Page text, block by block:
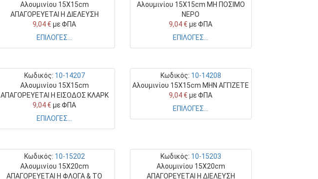
Αλουμινίου 15X15cm
ΑΠΑΓΟΡΕΥΕΤΑΙ Η ΔΙΕΛΕΥΣΗ
9,04 € με ΦΠΑ
ΕΠΙΛΟΓΕΣ...
Αλουμινίου 15X15cm ΜΗ ΠΟΣΙΜΟ
ΝΕΡΟ
9,04 € με ΦΠΑ
ΕΠΙΛΟΓΕΣ...
Κωδικός: 10-14207
Αλουμινίου 15X15cm
ΑΠΑΓΟΡΕΥΕΤΑΙ Η ΕΙΣΟΔΟΣ ΚΛΑΡΚ
9,04 € με ΦΠΑ
ΕΠΙΛΟΓΕΣ...
Κωδικός: 10-14208
Αλουμινίου 15X15cm ΜΗΝ ΑΓΓΙΖΕΤΕ
9,04 € με ΦΠΑ
ΕΠΙΛΟΓΕΣ...
Κωδικός: 10-15202
Αλουμινίου 15X20cm
ΑΠΑΓΟΡΕΥΕΤΑΙ Η ΦΛΟΓΑ & ΤΟ
Κωδικός: 10-15203
Αλουμινίου 15X20cm
ΑΠΑΓΟΡΕΥΕΤΑΙ Η ΔΙΕΛΕΥΣΗ